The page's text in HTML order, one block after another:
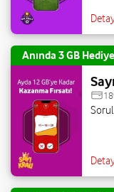
Anında 3 GB Hediye